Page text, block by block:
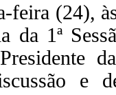
feira (24),
da 1ª
e